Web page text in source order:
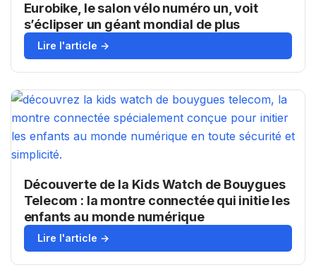
Eurobike, le salon vélo numéro un, voit
s’éclipser un géant mondial de plus
Lire l'article →
Découverte de la Kids Watch de Bouygues
Telecom : la montre connectée qui initie les
enfants au monde numérique
Lire l'article →